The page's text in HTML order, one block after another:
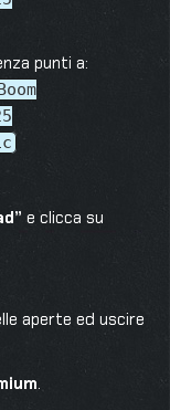
punti a:
e clicca su
aperte ed uscire
.